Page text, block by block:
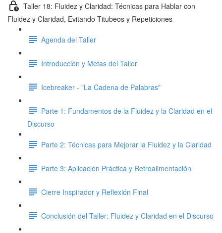
Taller 18: Fluidez y Claridad: Técnicas para Hablar con
Fluidez y Claridad, Evitando Titubeos y Repeticiones
Agenda del Taller
Introducción y Metas del Taller
Icebreaker - "La Cadena de Palabras"
Parte 1: Fundamentos de la Fluidez y la Claridad en el
Discurso
Parte 2: Técnicas para Mejorar la Fluidez y la Claridad
Parte 3: Aplicación Práctica y Retroalimentación
Cierre Inspirador y Reflexión Final
Conclusión del Taller: Fluidez y Claridad en el Discurso